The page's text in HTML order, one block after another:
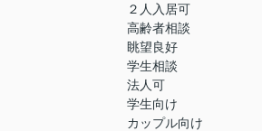
２人入居可
高齢者相談
眺望良好
学生相談
法人可
学生向け
カップル向け